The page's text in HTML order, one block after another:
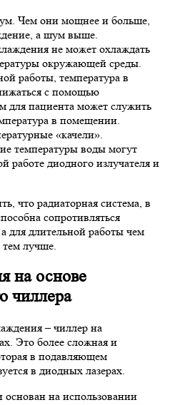
Чем они мощнее и больше,
а шум выше.
не может охлаждать
окружающей среды.
работы, температура в
с помощью
для пациента может служить
в помещении.
«качели».
температуры воды могут
работе диодного излучателя и
что радиаторная система, в
сопротивляться
для длительной работы чем
лучше.
на основе
чиллера
– чиллер на
Это более сложная и
в подавляющем
в диодных лазерах.
на использовании